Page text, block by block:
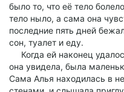
было то, что её тело
тело ныло, а сама она
последние пять дней
сон, туалет и еду.
Когда ей наконец
она увидела, была
Сама Алья находилась в